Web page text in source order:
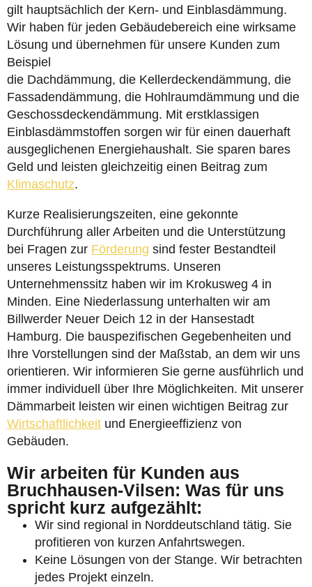
gilt hauptsächlich der Kern- und Einblasdämmung.
Wir haben für jeden Gebäudebereich eine wirksame
Lösung und übernehmen für unsere Kunden zum
Beispiel
die Dachdämmung, die Kellerdeckendämmung, die
Fassadendämmung, die Hohlraumdämmung und die
Geschossdeckendämmung. Mit erstklassigen
Einblasdämmstoffen sorgen wir für einen dauerhaft
ausgeglichenen Energiehaushalt. Sie sparen bares
Geld und leisten gleichzeitig einen Beitrag zum
Klimaschutz.
Kurze Realisierungszeiten, eine gekonnte
Durchführung aller Arbeiten und die Unterstützung
bei Fragen zur Förderung sind fester Bestandteil
unseres Leistungsspektrums. Unseren
Unternehmenssitz haben wir im Krokusweg 4 in
Minden. Eine Niederlassung unterhalten wir am
Billwerder Neuer Deich 12 in der Hansestadt
Hamburg. Die bauspezifischen Gegebenheiten und
Ihre Vorstellungen sind der Maßstab, an dem wir uns
orientieren. Wir informieren Sie gerne ausführlich und
immer individuell über Ihre Möglichkeiten. Mit unserer
Dämmarbeit leisten wir einen wichtigen Beitrag zur
Wirtschaftlichkeit und Energieeffizienz von
Gebäuden.
Wir arbeiten für Kunden aus
Bruchhausen-Vilsen: Was für uns
spricht kurz aufgezählt:
Wir sind regional in Norddeutschland tätig. Sie
profitieren von kurzen Anfahrtswegen.
Keine Lösungen von der Stange. Wir betrachten
jedes Projekt einzeln.